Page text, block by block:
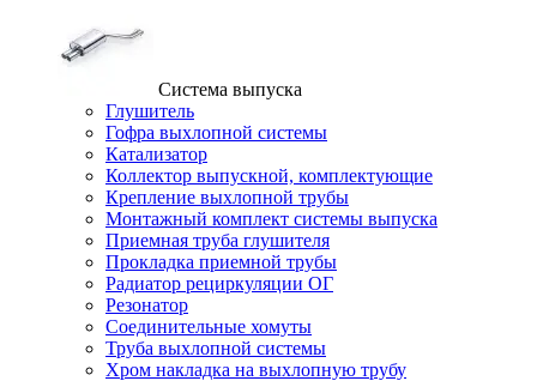
Система выпуска
Глушитель
Гофра выхлопной системы
Катализатор
Коллектор выпускной, комплектующие
Крепление выхлопной трубы
Монтажный комплект системы выпуска
Приемная труба глушителя
Прокладка приемной трубы
Радиатор рециркуляции ОГ
Резонатор
Соединительные хомуты
Труба выхлопной системы
Хром накладка на выхлопную трубу